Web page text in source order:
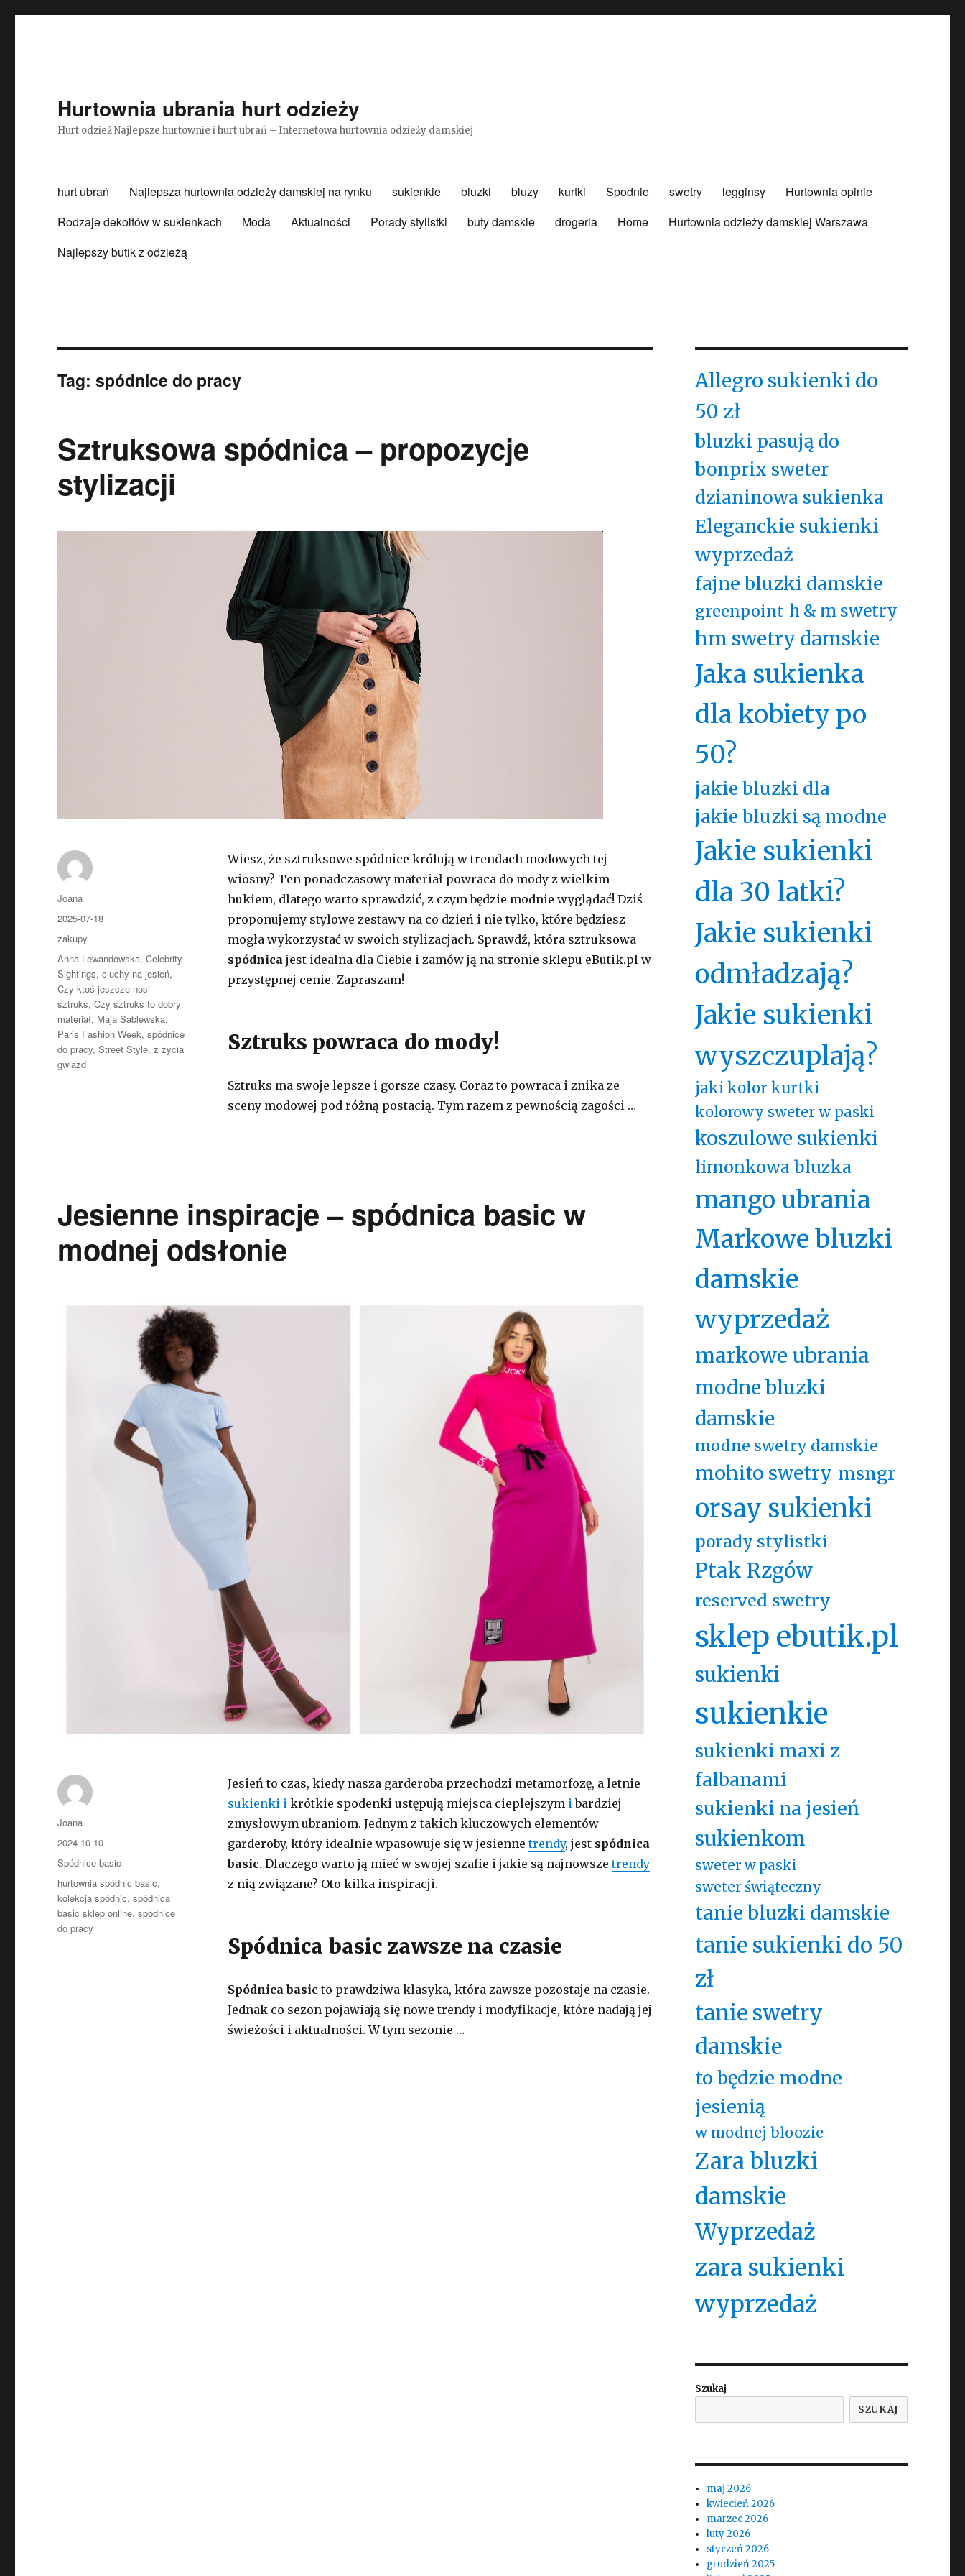
Hurtownia ubrania hurt odzieży
Hurt odzież Najlepsze hurtownie i hurt ubrań – Internetowa hurtownia odzieży damskiej
hurt ubrań Najlepsza hurtownia odzieży damskiej na rynku sukienkie bluzki bluzy kurtki Spodnie swetry legginsy
Hurtownia opinie
Rodzaje dekoltów w sukienkach
Moda Aktualności Porady stylistki buty damskie drogeria Home
Hurtownia odzieży damskiej Warszawa
Najlepszy butik z odzieżą
Tag:spódnice do pracy
Sztruksowa spódnica – propozycje
stylizacji
Wiesz, że sztruksowe spódnice królują w trendach modowych tej
wiosny? Ten ponadczasowy materiał powraca do mody z wielkim
hukiem, dlatego warto sprawdzić, z czym będzie modnie wyglądać! Dziś
proponujemy stylowe zestawy na co dzień i nie tylko, które będziesz
mogła wykorzystać w swoich stylizacjach. Sprawdź, która sztruksowa
spódnicajest idealna dla Ciebie i zamów ją na stronie sklepu eButik.pl w
przystępnej cenie. Zapraszam!
Sztruks powraca do mody!
Sztruks ma swoje lepsze i gorsze czasy. Coraz to powraca i znika ze
sceny modowej pod różną postacią. Tym razem z pewnością zagości …
Autor
Joana
Opublikowano
2025-07-18
Kategorie
zakupy
Tagi
Anna Lewandowska,Celebrity
Sightings,ciuchy na jesień,
Czy ktoś jeszcze nosi
sztruks,Czy sztruks to dobry
materiał, Maja Sablewska,
Paris Fashion Week,spódnice
do pracy,Street Style,z życia
gwiazd
Jesienne inspiracje – spódnica basic w
modnej odsłonie
Jesień to czas, kiedy nasza garderoba przechodzi metamorfozę, a letnie
sukienki ikrótkie spodenki ustępują miejsca cieplejszym ibardziej
zmysłowym ubraniom. Jednym z takich kluczowych elementów
garderoby, który idealnie wpasowuje się w jesiennetrendy, jest spódnica
basic. Dlaczego warto ją mieć w swojej szafie i jakie są najnowszetrendy
z nią związane? Oto kilka inspiracji.
Spódnica basic zawsze na czasie
Spódnica basic to prawdziwa klasyka, która zawsze pozostaje na czasie.
Jednak co sezon pojawiają się nowe trendy i modyfikacje, które nadają jej
świeżości i aktualności. W tym sezonie …
Autor
Joana
Opublikowano
2024-10-10
Kategorie
Spódnice basic
Tagi
hurtownia spódnic basic,
kolekcja spódnic,spódnica
basic sklep online,spódnice
do pracy
Allegro sukienki do
50 zł
bluzki pasują do
bonprix sweter
dzianinowa sukienka
Eleganckie sukienki
wyprzedaż
fajne bluzki damskie
greenpoint h & m swetry
hm swetry damskie
Jaka sukienka
dla kobiety po
50?
jakie bluzki dla
jakie bluzki są modne
Jakie sukienki
dla 30 latki?
Jakie sukienki
odmładzają?
Jakie sukienki
wyszczuplają?
jaki kolor kurtki
kolorowy sweter w paski
koszulowe sukienki
limonkowa bluzka
mango ubrania
Markowe bluzki
damskie
wyprzedaż
markowe ubrania
modne bluzki
damskie
modne swetry damskie
mohito swetry msngr
orsay sukienki
porady stylistki
Ptak Rzgów
reserved swetry
sklep ebutik.pl
sukienki
sukienkie
sukienki maxi z
falbanami
sukienki na jesień
sukienkom
sweter w paski
sweter świąteczny
tanie bluzki damskie
tanie sukienki do 50
zł
tanie swetry
damskie
to będzie modne
jesienią
w modnej bloozie
Zara bluzki
damskie
Wyprzedaż
zara sukienki
wyprzedaż
Szukaj
SZUKAJ
maj 2026
kwiecień 2026
marzec 2026
luty 2026
styczeń 2026
grudzień 2025